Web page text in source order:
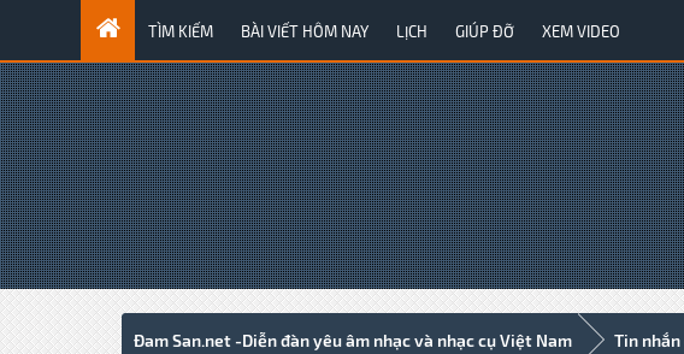
TÌM KIẾM BÀI VIẾT HÔM NAY LỊCH GIÚP ĐỠ XEM VIDEO
Đam San.net -Diễn đàn yêu âm nhạc và nhạc cụ Việt Nam Tin